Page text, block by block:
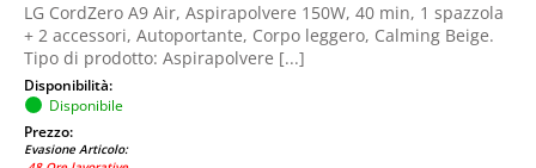
LG CordZero A9 Air, Aspirapolvere 150W, 40 min, 1 spazzola
+ 2 accessori, Autoportante, Corpo leggero, Calming Beige.
Tipo di prodotto: Aspirapolvere [...]
Disponibilità:
Disponibile
Prezzo:
Evasione Articolo: